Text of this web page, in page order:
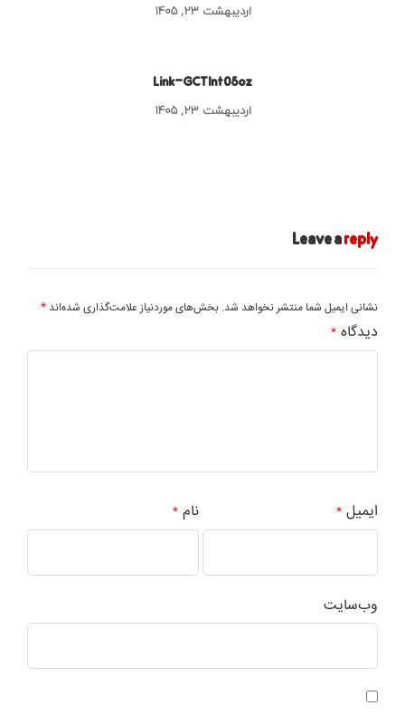
اردیبهشت ۲۳, ۱۴۰۵
Link-GCTInt05oz
اردیبهشت ۲۳, ۱۴۰۵
Leave areply
نشانی ایمیل شما منتشر نخواهد شد. بخش‌های موردنیاز علامت‌گذاری شده‌اند *
دیدگاه *
نام * ایمیل*
وب‌سایت